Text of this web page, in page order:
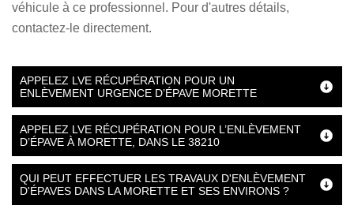
véhicule à ce professionnel. Pour d'autres détails,
contactez-le directement.
APPELEZ LVE RÉCUPÉRATION POUR UN
ENLÈVEMENT URGENCE D’ÉPAVE MORETTE
APPELEZ LVE RÉCUPÉRATION POUR L’ENLÈVEMENT
D’ÉPAVE À MORETTE, DANS LE 38210
QUI PEUT EFFECTUER LES TRAVAUX D'ENLÈVEMENT
D'ÉPAVES DANS LA MORETTE ET SES ENVIRONS ?